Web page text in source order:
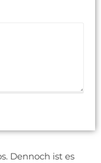
Dennoch ist es